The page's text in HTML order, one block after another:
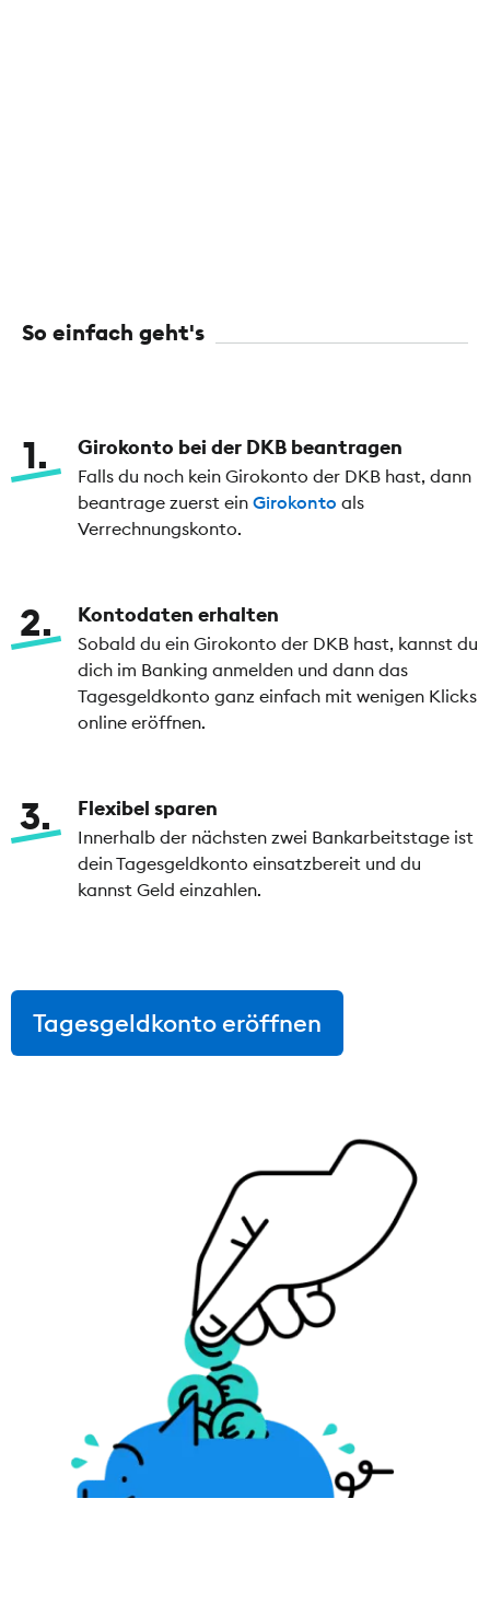
So einfach geht's
1 Girokonto bei der DKB beantragen
Falls du noch kein Girokonto der DKB hast, dann
beantrage zuerst ein Girokonto als
Verrechnungskonto.
2 Kontodaten erhalten
Sobald du ein Girokonto der DKB hast, kannst du
dich im Banking anmelden und dann das
Tagesgeldkonto ganz einfach mit wenigen Klicks
online eröffnen.
3 Flexibel sparen
Innerhalb der nächsten zwei Bankarbeitstage ist
dein Tagesgeldkonto einsatzbereit und du
kannst Geld einzahlen.
Tagesgeldkonto eröffnen